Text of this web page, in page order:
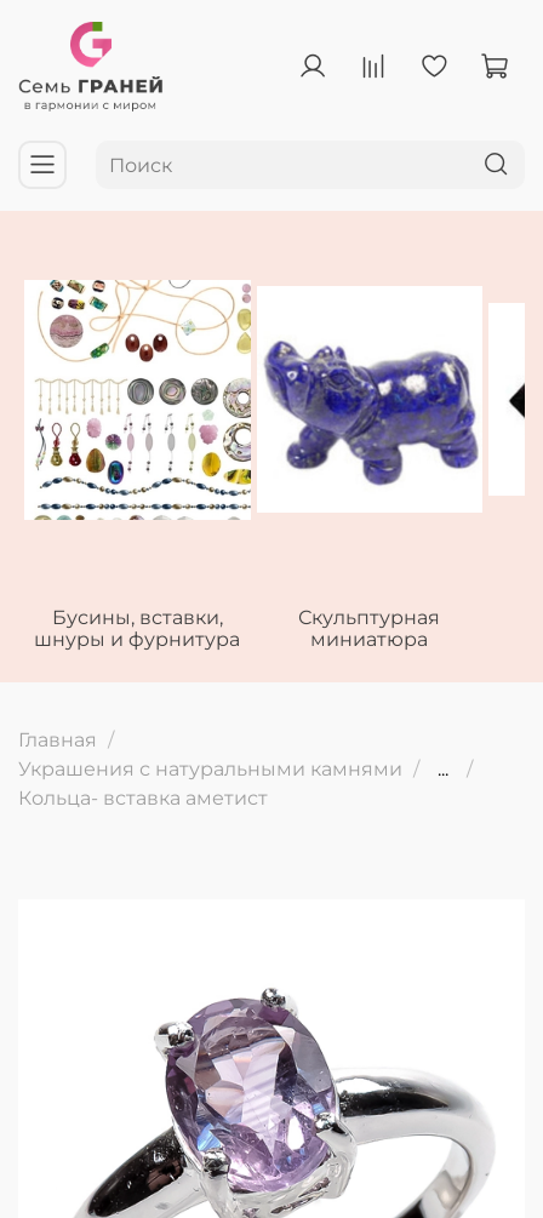
Бусины, вставки,
шнуры и фурнитура
Скульптурная
миниатюра
Главная
Украшения с натуральными камнями
...
Кольца- вставка аметист